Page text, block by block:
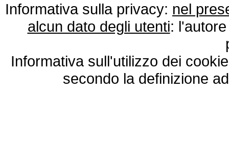
Informativa sulla privacy: nel
alcun dato degli utenti:
Informativa sull'utilizzo dei
secondo la definizione